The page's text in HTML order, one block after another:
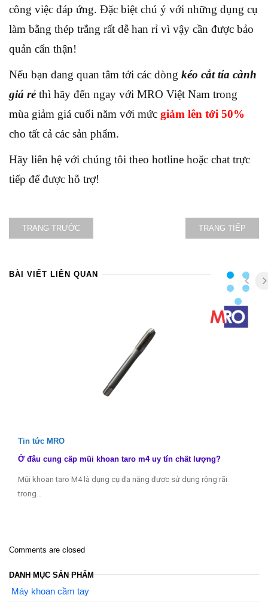
công việc đáp ứng. Đặc biệt chú ý với những dụng cụ
làm bằng thép trắng rất dễ han rỉ vì vậy cần được bảo
quản cẩn thận!
Nếu bạn đang quan tâm tới các dòng kéo cắt tỉa cành
giá rẻ thì hãy đến ngay với MRO Việt Nam trong
mùa giảm giá cuối năm với mức giảm lên tới 50%
cho tất cả các sản phẩm.
Hãy liên hệ với chúng tôi theo hotline hoặc chat trực
tiếp để được hỗ trợ!
TRANG TRƯỚC TRANG TIẾP
BÀI VIẾT LIÊN QUAN
Tin tức MRO
Ở đâu cung cấp mũi khoan taro m4 uy tín chất lượng?
Mũi khoan taro M4 là dụng cụ đa năng được sử dụng rộng rãi
trong…
Comments are closed
DANH MỤC SẢN PHẨM
Máy khoan cầm tay